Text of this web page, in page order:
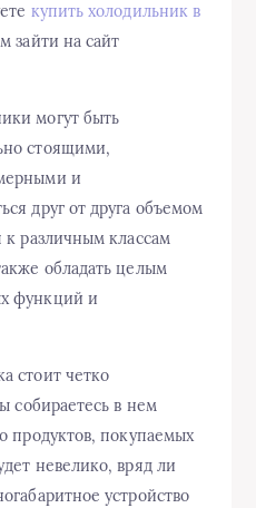
купить холодильник в
зайти на сайт
могут быть
стоящими,
и
друг от друга объемом
к различным классам
обладать целым
функций и
стоит четко
собираетесь в нем
продуктов, покупаемых
невелико, вряд ли
устройство